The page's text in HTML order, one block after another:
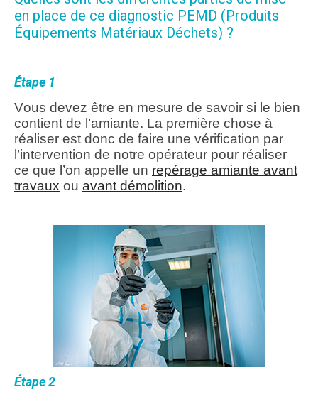
en place de ce diagnostic PEMD (Produits
Équipements Matériaux Déchets) ?
Étape 1
Vous devez être en mesure de savoir si le bien
contient de l’amiante. La première chose à
réaliser est donc de faire une vérification par
l’intervention de notre opérateur pour réaliser
ce que l’on appelle un repérage amiante avant
travaux ou avant démolition.
Étape 2